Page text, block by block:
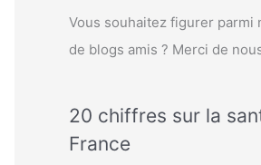
Vous souhaitez figurer parmi
de blogs amis ? Merci de
20 chiffres sur la
France